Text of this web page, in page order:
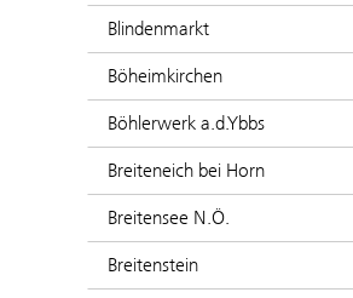
Blindenmarkt
Böheimkirchen
Böhlerwerk a.d.Ybbs
Breiteneich bei Horn
Breitensee N.Ö.
Breitenstein